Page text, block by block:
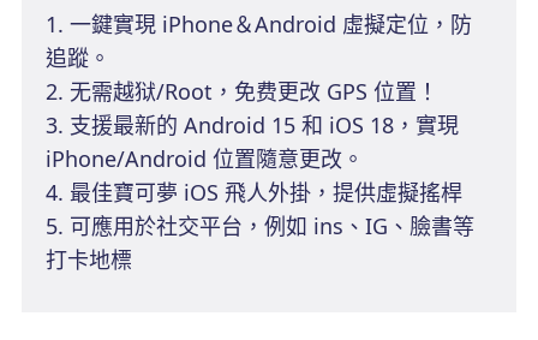
1. 一鍵實現 iPhone＆Android 虛擬定位，防
追蹤。
2. 无需越狱/Root，免费更改 GPS 位置！
3. 支援最新的 Android 15 和 iOS 18，實現
iPhone/Android 位置隨意更改。
4. 最佳寶可夢 iOS 飛人外掛，提供虛擬搖桿
5. 可應用於社交平台，例如 ins、IG、臉書等
打卡地標